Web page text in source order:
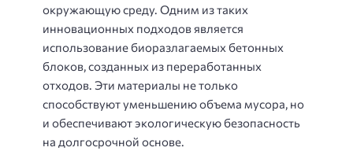
окружающую среду. Одним из таких
инновационных подходов является
использование биоразлагаемых бетонных
блоков, созданных из переработанных
отходов. Эти материалы не только
способствуют уменьшению объема мусора, но
и обеспечивают экологическую безопасность
на долгосрочной основе.